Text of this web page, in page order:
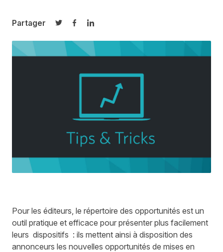
Partager
Partager sur Twitter
Partager sur Facebook
Partager sur LinkedIn
Pour les éditeurs, le répertoire des opportunités est un
outil pratique et efficace pour présenter plus facilement
leurs dispositifs : ils mettent ainsi à disposition des
annonceurs les nouvelles opportunités de mises en